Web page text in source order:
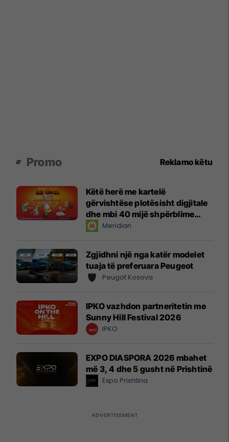
Promo Reklamo këtu
Këtë herë me kartelë
gërvishtëse plotësisht digjitale
dhe mbi 40 mijë shpërblime
instant!Meridian
Zgjidhni një nga katër modelet
tuaja të preferuara Peugeot
Peugot Kosova
IPKO vazhdon partneritetin me
Sunny Hill Festival 2026
IPKO
EXPO DIASPORA 2026 mbahet
më 3, 4 dhe 5 gusht në Prishtinë
Expo Prishtina